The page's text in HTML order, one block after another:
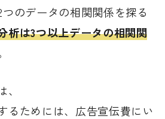
のデータの相関関係を探る
析は3つ以上データの相関関
るためには、広告宣伝費にい